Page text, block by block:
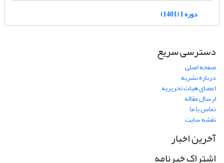
دوره 1 (1401)
دسترسی سریع
صفحه اصلی
درباره نشریه
اعضای هیات تحریریه
ارسال مقاله
تماس با ما
نقشه سایت
آخرین اخبار
اشتراک خبرنامه